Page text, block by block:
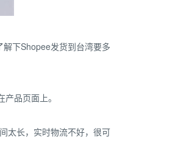
下Shopee发货到台湾要多
品页面上。
太长，实时物流不好，很可